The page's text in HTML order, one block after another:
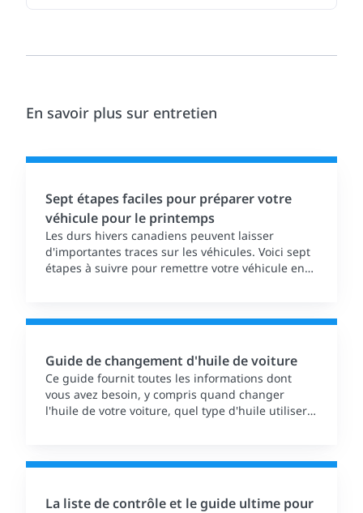
En savoir plus sur entretien
Sept étapes faciles pour préparer votre
véhicule pour le printemps
Les durs hivers canadiens peuvent laisser
d'importantes traces sur les véhicules. Voici sept
étapes à suivre pour remettre votre véhicule en
Guide de changement d'huile de voiture
Ce guide fournit toutes les informations dont
vous avez besoin, y compris quand changer
l'huile de votre voiture, quel type d'huile utiliser
La liste de contrôle et le guide ultime pour